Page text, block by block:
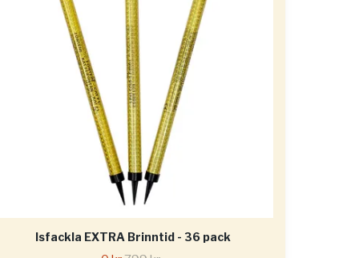
Isfackla EXTRA Brinntid - 36 pack